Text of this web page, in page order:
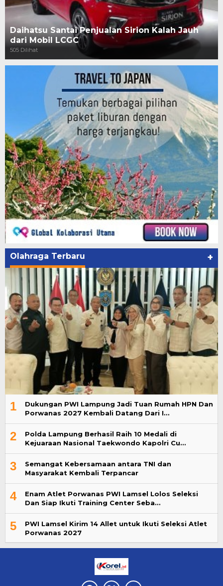
Daihatsu Santai Penjualan Sirion Kalah Jauh
dari Mobil LCGC
505 Dilihat
Olahraga Terbaru +
1
Dukungan PWI Lampung Jadi Tuan Rumah HPN Dan
Porwanas 2027 Kembali Datang Dari I…
2
Polda Lampung Berhasil Raih 10 Medali di
Kejuaraan Nasional Taekwondo Kapolri Cu…
3
Semangat Kebersamaan antara TNI dan
Masyarakat Kembali Terpancar
4
Enam Atlet Porwanas PWI Lamsel Lolos Seleksi
Dan Siap Ikuti Training Center Seba…
5
PWI Lamsel Kirim 14 Allet untuk Ikuti Seleksi Atlet
Porwanas 2027